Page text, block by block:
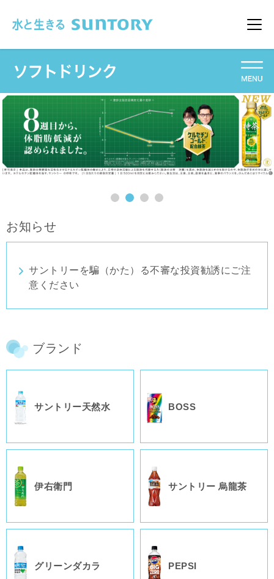
メニュ
お知らせ
サントリーを騙（かた）る不審な投資勧誘にご注
意ください
ブランド
サントリー天然水 BOSS
伊右衛門 サントリー 烏龍茶
グリーンダカラ PEPSI